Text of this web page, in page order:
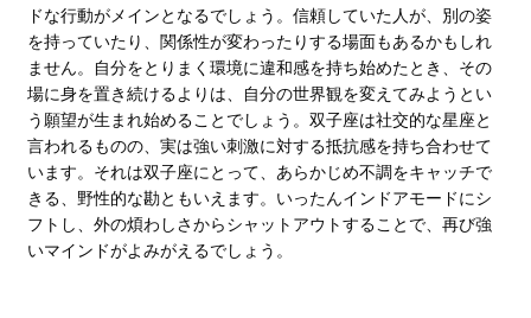
ドな行動がメインとなるでしょう。信頼していた人が、別の姿
を持っていたり、関係性が変わったりする場面もあるかもしれ
ません。自分をとりまく環境に違和感を持ち始めたとき、その
場に身を置き続けるよりは、自分の世界観を変えてみようとい
う願望が生まれ始めることでしょう。双子座は社交的な星座と
言われるものの、実は強い刺激に対する抵抗感を持ち合わせて
います。それは双子座にとって、あらかじめ不調をキャッチで
きる、野性的な勘ともいえます。いったんインドアモードにシ
フトし、外の煩わしさからシャットアウトすることで、再び強
いマインドがよみがえるでしょう。